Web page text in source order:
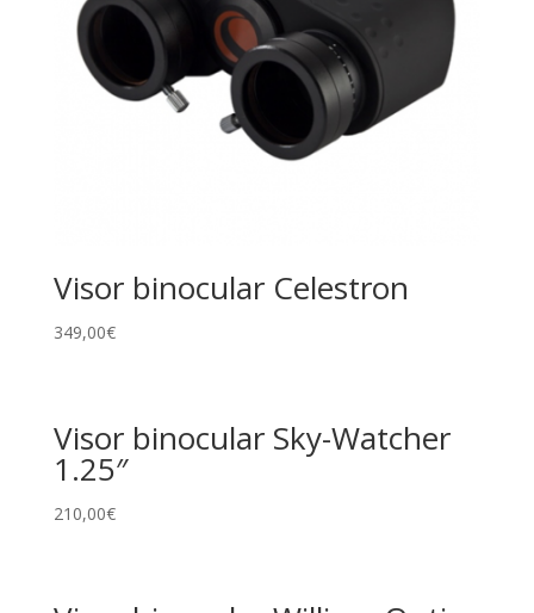
Visor binocular Celestron
349,00€
Visor binocular Sky-Watcher
1.25″
210,00€